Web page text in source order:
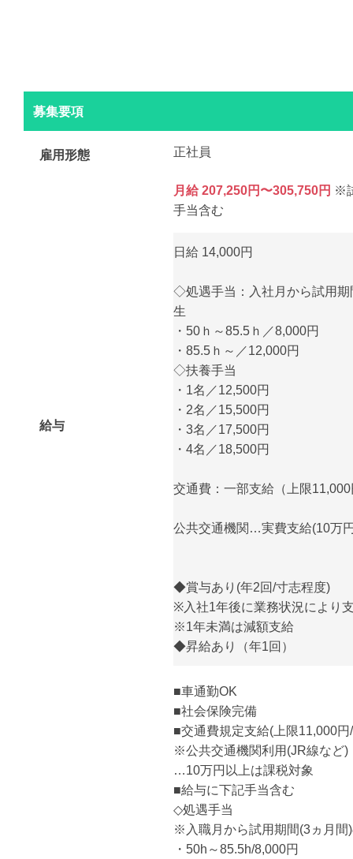
募集要項
雇用形態 正社員
給与
月給 207,250円〜305,750円 ※
手当含む
日給 14,000円
◇処遇手当：入社月から試用期
生
・50ｈ～85.5ｈ／8,000円
・85.5ｈ～／12,000円
◇扶養手当
・1名／12,500円
・2名／15,500円
・3名／17,500円
・4名／18,500円
交通費：一部支給（上限
公共交通機関…実費支給(10万
◆賞与あり(年2回/寸志程度)
※入社1年後に業務状況により
※1年未満は減額支給
◆昇給あり（年1回）
■車通勤OK
■社会保険完備
■交通費規定支給(上限11,000円
※公共交通機関利用(JR線など)
…10万円以上は課税対象
■給与に下記手当含む
◇処遇手当
※入職月から試用期間(3ヵ月間
・50h～85.5h/8,000円